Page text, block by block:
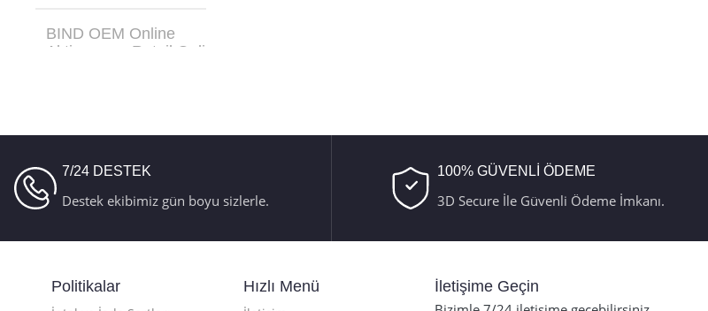
BIND OEM Online
Aktivasyon
Retail Online
7/24 DESTEK
Destek ekibimiz gün boyu sizlerle.
100% GÜVENLİ ÖDEME
3D Secure İle Güvenli Ödeme İmkanı.
Politikalar Hızlı Menü
İletişime Geçin